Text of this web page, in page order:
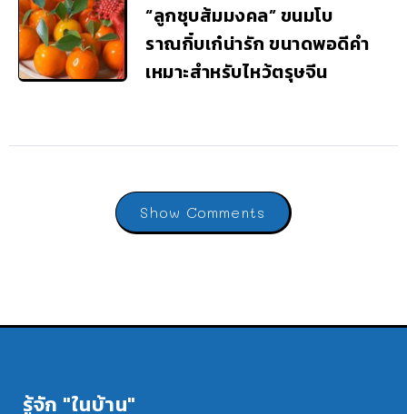
“ลูกชุบส้มมงคล” ขนมโบ
ราณกิ๋บเก๋น่ารัก ขนาดพอดีคำ
เหมาะสำหรับไหว้ตรุษจีน
Show Comments
รู้จัก "ในบ้าน"